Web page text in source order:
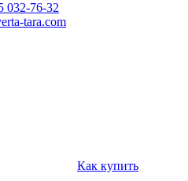
032-76-32
tara.com
Как купить